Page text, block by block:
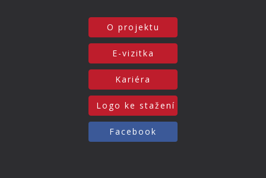
O projektu
E-vizitka
Kariéra
Logo ke stažení
Facebook